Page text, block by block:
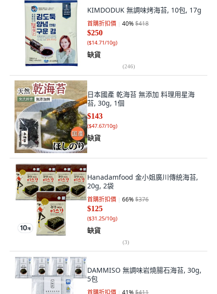
KIMDODUK 無調味烤海苔, 10包, 17g
首購折扣價 40%$418
$250
($14.71/10g)
缺貨
(246)
日本國產 乾海苔 無添加 料理用星海
苔, 30g, 1個
$143
($47.67/10g)
缺貨
Hanadamfood 金小姐廣川傳統海苔,
20g, 2袋
首購折扣價 66%$376
$125
($31.25/10g)
缺貨
(3)
DAMMISO 無調味岩燒腸石海苔, 30g,
5包
首購折扣價 41%$411